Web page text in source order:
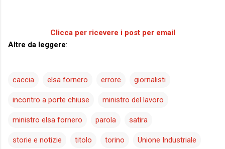
Clicca per ricevere i post per email
Altre da leggere:
caccia elsa fornero errore giornalisti
incontro a porte chiuse ministro del lavoro
ministro elsa fornero parola satira
storie e notizie titolo torino Unione Industriale